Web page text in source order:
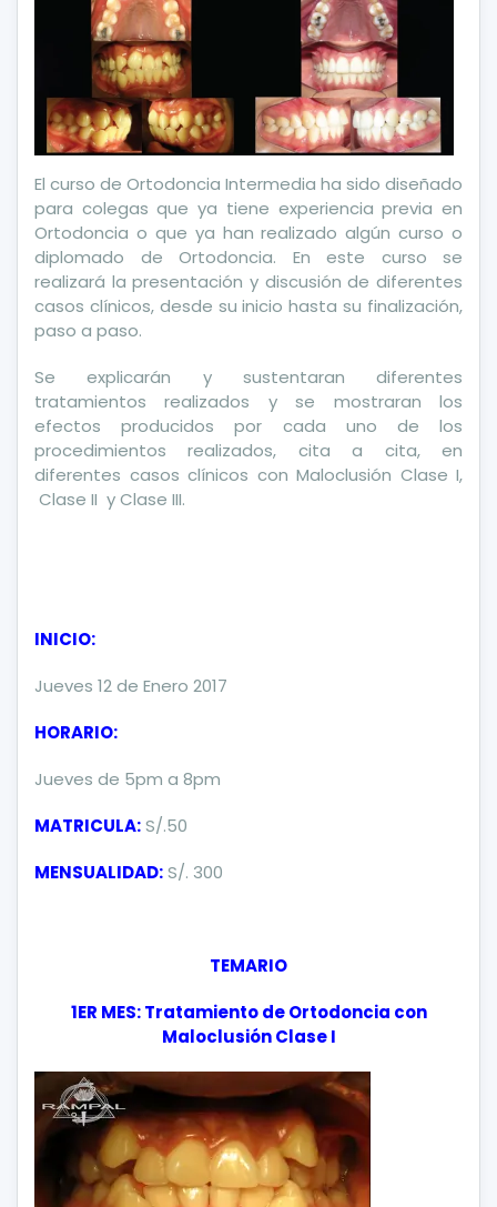
El curso de Ortodoncia Intermedia ha sido diseñado
para colegas que ya tiene experiencia previa en
Ortodoncia o que ya han realizado algún curso o
diplomado de Ortodoncia. En este curso se
realizará la presentación y discusión de diferentes
casos clínicos, desde su inicio hasta su finalización,
paso a paso.
Se explicarán y sustentaran diferentes
tratamientos realizados y se mostraran los
efectos producidos por cada uno de los
procedimientos realizados, cita a cita, en
diferentes casos clínicos con Maloclusión Clase I,
Clase II y Clase III.
INICIO:
Jueves 12 de Enero 2017
HORARIO:
Jueves de 5pm a 8pm
MATRICULA:S/.50
MENSUALIDAD:S/. 300
TEMARIO
1ER MES: Tratamiento de Ortodoncia con
Maloclusión Clase I